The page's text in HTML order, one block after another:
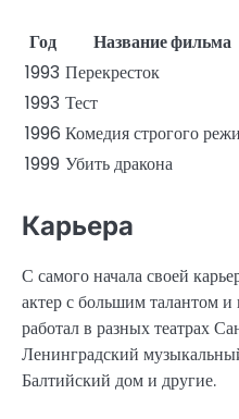
Год Название фильма
1993 Перекресток
1993 Тест
1996 Комедия строгого
1999 Убить дракона
Карьера
С самого начала своей
актер с большим талантом
работал в разных театрах
Ленинградский
Балтийский дом и другие.